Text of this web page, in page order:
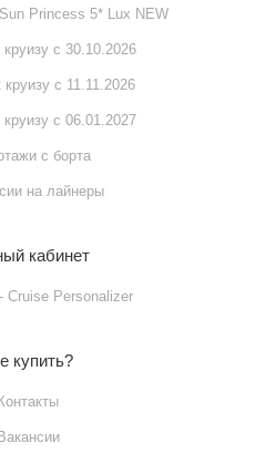
Princess 5* Lux NEW
круизу с 30.10.2026
круизу с 11.11.2026
круизу с 06.01.2027
с борта
на лайнеры
кабинет
Cruise Personalizer
купить?
Контакты
Вакансии